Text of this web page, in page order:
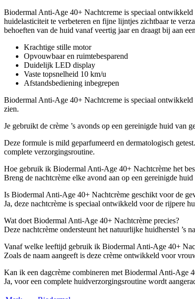
Biodermal Anti-Age 40+ Nachtcreme is speciaal ontwikkeld
huidelasticiteit te verbeteren en fijne lijntjes zichtbaar te
behoeften van de huid vanaf veertig jaar en draagt bij aan
Krachtige stille motor
Opvouwbaar en ruimtebesparend
Duidelijk LED display
Vaste topsnelheid 10 km/u
Afstandsbediening inbegrepen
Biodermal Anti-Age 40+ Nachtcreme is speciaal
zien.
Je gebruikt de crème ’s avonds op een gereinigde huid van
Deze formule is mild geparfumeerd en dermatologisch
complete verzorgingsroutine.
Hoe gebruik ik Biodermal Anti-Age 40+ Nachtcrème het
Breng de nachtcrème elke avond aan op een gereinigde
Is Biodermal Anti-Age 40+ Nachtcrème geschikt voor de
Ja, deze nachtcrème is speciaal ontwikkeld voor de rijpere
Wat doet Biodermal Anti-Age 40+ Nachtcrème precies?
Deze nachtcrème ondersteunt het natuurlijke huidherstel ’s
Vanaf welke leeftijd gebruik ik Biodermal Anti-Age 40+
Zoals de naam aangeeft is deze crème ontwikkeld voor
Kan ik een dagcrème combineren met Biodermal Anti-Age
Ja, voor een complete huidverzorgingsroutine wordt